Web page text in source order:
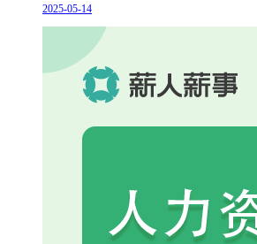
2025-05-14